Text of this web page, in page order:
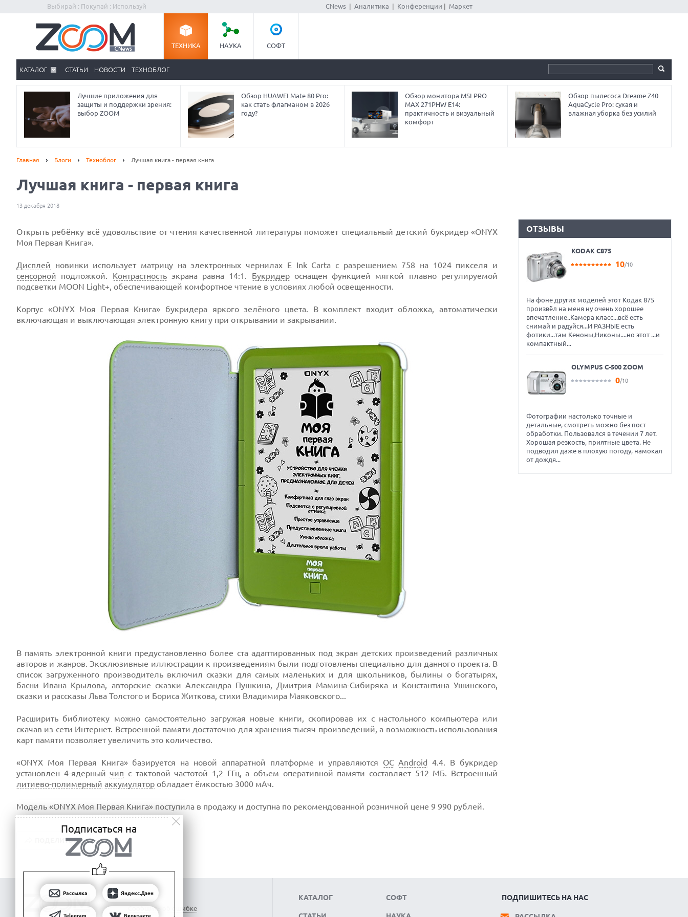
Выбирай : Покупай : Используй CNews| Аналитика Конференции Маркет
ТЕХНИКА НАУКА СОФТ
КАТАЛОГ СТАТЬИ НОВОСТИ ТЕХНОБЛОГ
Лучшие приложения для
защиты и поддержки зрения:
выбор ZOOM
Обзор HUAWEI Mate 80 Pro:
как стать флагманом в 2026
году?
Обзор монитора MSI PRO
MAX 271PHW E14:
практичность и визуальный
комфорт
Обзор пылесоса Dreame Z40
AquaCycle Pro: сухая и
влажная уборка без усилий
Главная Блоги Техноблог Лучшая книга - первая книга
Лучшая книга - первая книга
13 декабря 2018
Открыть ребёнку всё удовольствие от чтения качественной литературы поможет специальный детский букридер «ONYX
Моя Первая Книга».
Дисплей новинки использует матрицу на электронных чернилах E Ink Carta с разрешением 758 на 1024 пикселя и
сенсорной подложкой. Контрастностьэкрана равна 14:1. Букридероснащен функцией мягкой плавно регулируемой
подсветки MOON Light+, обеспечивающей комфортное чтение в условиях любой освещенности.
Корпус «ONYX Моя Первая Книга» букридера яркого зелёного цвета. В комплект входит обложка, автоматически
включающая и выключающая электронную книгу при открывании и закрывании.
В память электронной книги предустановленно более ста адаптированных под экран детских произведений различных
авторов и жанров. Эксклюзивные иллюстрации к произведениям были подготовлены специально для данного проекта. В
список загруженного производитель включил сказки для самых маленьких и для школьников, былины о богатырях,
басни Ивана Крылова, авторские сказки Александра Пушкина, Дмитрия Мамина-Сибиряка и Константина Ушинского,
сказки и рассказы Льва Толстого и Бориса Житкова, стихи Владимира Маяковского...
Расширить библиотеку можно самостоятельно загружая новые книги, скопировав их с настольного компьютера или
скачав из сети Интернет. Встроенной памяти достаточно для хранения тысяч произведений, а возможность использования
карт памяти позволяет увеличить это количество.
«ONYX Моя Первая Книга» базируется на новой аппаратной платформе и управляются ОС Android 4.4. В букридер
установлен 4-ядерныйчип с тактовой частотой 1,2 ГГц, а объем оперативной памяти составляет 512 МБ. Встроенный
литиево-полимерный аккумулятор обладает ёмкостью 3000 мАч.
Модель «ONYX Моя Первая Книга» поступила в продажу и доступна по рекомендованной розничной цене 9 990 рублей.
ПОДЕЛИТЬСЯ
ОТЗЫВЫ
KODAK C875
10/10
На фоне других моделей этот Кодак 875
произвёл на меня ну очень хорошее
впечатление..Камера класс...всё есть
снимай и радуйся...И РАЗНЫЕ есть
фотики...там Кеноны,Никоны....но этот ...и
компактный...
OLYMPUS C-500 ZOOM
0/10
Фотографии настолько точные и
детальные, смотреть можно без пост
обработки. Пользовался в течении 7 лет.
Хорошая резкость, приятные цвета. Не
подводил даже в плохую погоду, намокал
от дождя...
Сообщить об ошибке
КАТАЛОГ СОФТ ПОДПИШИТЕСЬ НА НАС
Подписаться на
Рассылка Яндекс.Дзен
Telegram Вконтакте